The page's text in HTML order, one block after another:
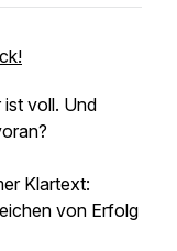
ist voll. Und
Klartext:
von Erfolg